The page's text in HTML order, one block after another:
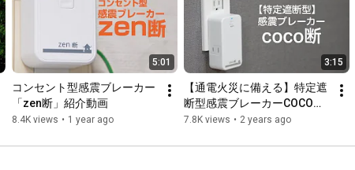
１．本体裏面の剥離紙を剥がし、コンセントへ差し込む。
２．本体表面にあるLEDランプ（青色）が点灯していることを
＜製品仕様＞
商品名：zen断＋（ぜんだんぷらす）
5:01
コンセント型感震ブレーカー
「zen断」紹介動画
8.4K views • 1 year ago
3:15
【通電火災に備える】特定遮
断型感震ブレーカーCOCO断
商品紹介
7.8K views • 2 years ago